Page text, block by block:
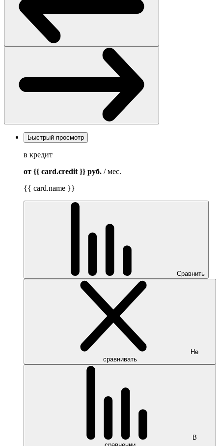
Быстрый просмотр
в кредит
от {{ card.credit }} руб. / мес.
{{ card.name }}
Сравнить
Не
сравнивать
В